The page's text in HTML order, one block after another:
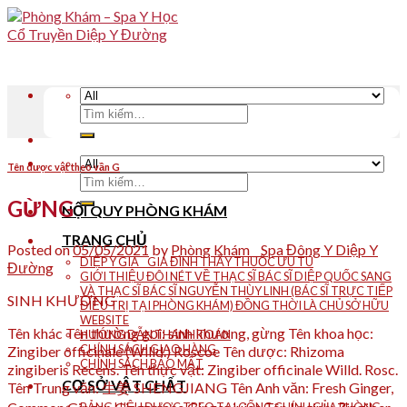
Skip
to
Tìm
kiếm:
NỘI QUY PHÒNG KHÁM
TRANG CHỦ
DIỆP Y GIA _ GIA ĐÌNH THẦY THUỐC ƯU TÚ
GIỚI THIỆU ĐÔI NÉT VỀ THẠC SĨ BÁC SĨ DIỆP QUỐC SANG
VÀ THẠC SĨ BÁC SĨ NGUYỄN THÙY LINH (BÁC SĨ TRỰC TIẾP
ĐIỀU TRỊ TẠI PHÒNG KHÁM) ĐỒNG THỜI LÀ CHỦ SỞ HỮU
WEBSITE
HƯỚNG DẪN THANH TOÁN
CHÍNH SÁCH GIAO HÀNG
CHÍNH SÁCH BẢO MẬT
CƠ SỞ VẬT CHẤT
Tìm
kiếm:
Tên dược vật theo vần G
GỪNG
Posted on05/05/2021 by Phòng Khám _ Spa Đông Y Diệp Y
Đường
SINH KHƯƠNG
Tên khác Tên thường gọi: sinh khương, gừng Tên khoa học:
Zingiber officinale (Willd.) Roscoe Tên dược: Rhizoma
zingiberis Recens. Tên thực vật: Zingiber officinale Willd. Rosc.
Tên Trung văn: 生姜 SHENGJIANG Tên Anh văn: Fresh Ginger,